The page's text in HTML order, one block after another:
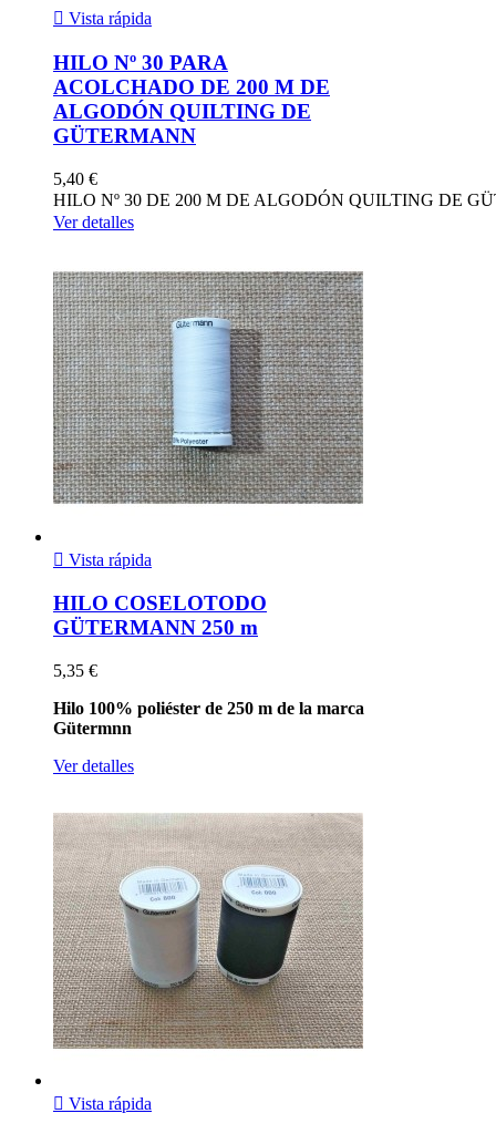
 Vista rápida
HILO Nº 30 PARA
ACOLCHADO DE 200 M DE
ALGODÓN QUILTING DE
GÜTERMANN
5,40 €
HILO Nº 30 DE 200 M DE ALGODÓN QUILTING DE
Ver detalles
 Vista rápida
HILO COSELOTODO
GÜTERMANN 250 m
5,35 €
Hilo 100% poliéster de 250 m de la marca
Gütermnn
Ver detalles
 Vista rápida